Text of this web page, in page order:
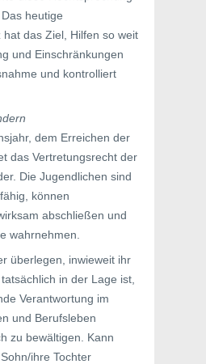
heutige
hat das Ziel, Hilfen so weit
und Einschränkungen
und kontrolliert
dem Erreichen der
das Vertretungsrecht der
Die Jugendlichen sind
können
abschließen und
wahrnehmen.
überlegen, inwieweit ihr
in der Lage ist,
Verantwortung im
und Berufsleben
zu bewältigen. Kann
ihre Tochter